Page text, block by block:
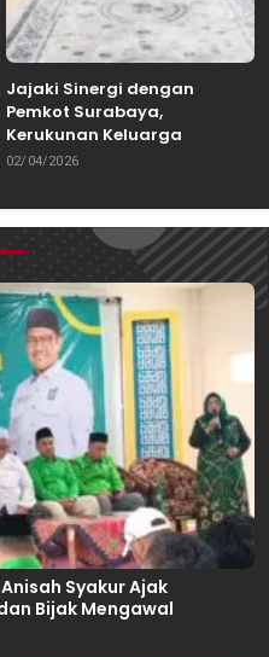
Jajaki Sinergi dengan
Pemkot Surabaya,
Kerukunan Keluarga
Kalimantan Dorong
02/04/2026
Syakur Ajak
Bijak Mengawal